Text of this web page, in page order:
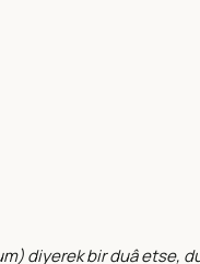
) diyerek bir duâ etse,